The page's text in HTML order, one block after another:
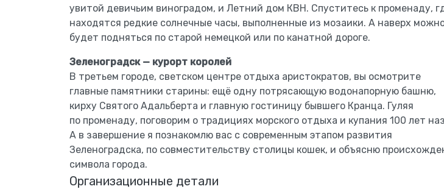
увитой девичьим виноградом, и Летний дом КВН. Спуститесь к променаду,
находятся редкие солнечные часы, выполненные из мозаики. А наверх
будет подняться по старой немецкой или по канатной дороге.
Зеленоградск — курорт королей
В третьем городе, светском центре отдыха аристократов, вы осмотрите
главные памятники старины: ещё одну потрясающую водонапорную башню,
кирху Святого Адальберта и главную гостиницу бывшего Кранца. Гуляя
по променаду, поговорим о традициях морского отдыха и купания 100 лет
А в завершение я познакомлю вас с современным этапом развития
Зеленоградска, по совместительству столицы кошек, и объясню
символа города.
Организационные детали